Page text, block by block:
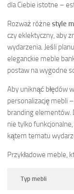
dla Ciebie istotne –
Rozważ różne style
czy eklektyczny, aby
wydarzenia. Jeśli
eleganckie meble
postaw na wygodne
Aby uniknąć błędów
personalizację mebli
branding elementów.
nie tylko
kątem tematu
Przykładowe meble,
Typ mebli